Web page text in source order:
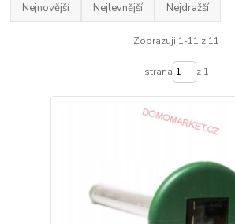
Nejnovější Nejlevnější Nejdražší
Zobrazuji 1-11 z 11
strana z 1